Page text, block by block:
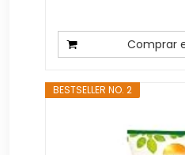
Comprar
BESTSELLER NO. 2